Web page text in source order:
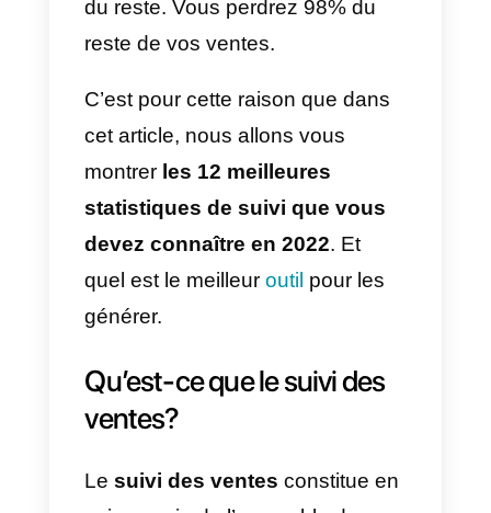
être. L’utilisation d’unestratégie
meilleur outil pour réaliser des
ventes plus nombreuses et
meilleures. Après tout, seuls 2 %
des ventes sont réalisées lors du
premier contact. Cela signifie que
efficace, vous manquerez 98 %
du reste. Vous perdrez 98% du
reste de vos ventes.